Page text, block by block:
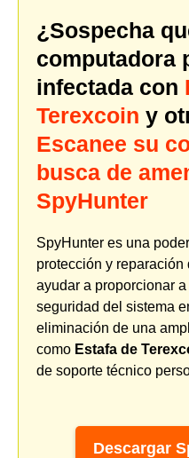
¿Sospecha
computadora
infectada con
Terexcoin y
Escanee su
busca de
SpyHunter
SpyHunter es una
protección y
ayudar a proporcionar
seguridad del sistema
eliminación de una
como Estafa de
de soporte técnico
Descargar